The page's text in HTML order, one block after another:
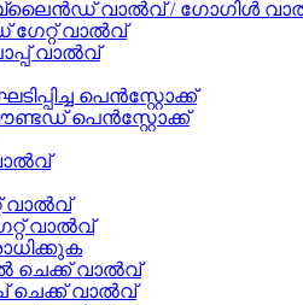
വാൽവ് / ഗോഗിൾ
വാൽവ്
വാൽവ്
പെൻസ്റ്റോക്ക്
പെൻസ്റ്റോക്ക്
വാൽവ്
വാൽവ്
ചെക്ക് വാൽവ്
വാൽവ്